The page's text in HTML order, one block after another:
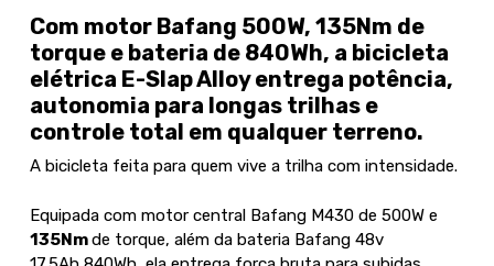
Com motor Bafang 500W, 135Nm de
torque e bateria de 840Wh, a bicicleta
elétrica E-Slap Alloy entrega potência,
autonomia para longas trilhas e
controle total em qualquer terreno.
A bicicleta feita para quem vive a trilha com intensidade.
Equipada com motor central Bafang M430 de 500W e
135Nmde torque, além da bateria Bafang 48v